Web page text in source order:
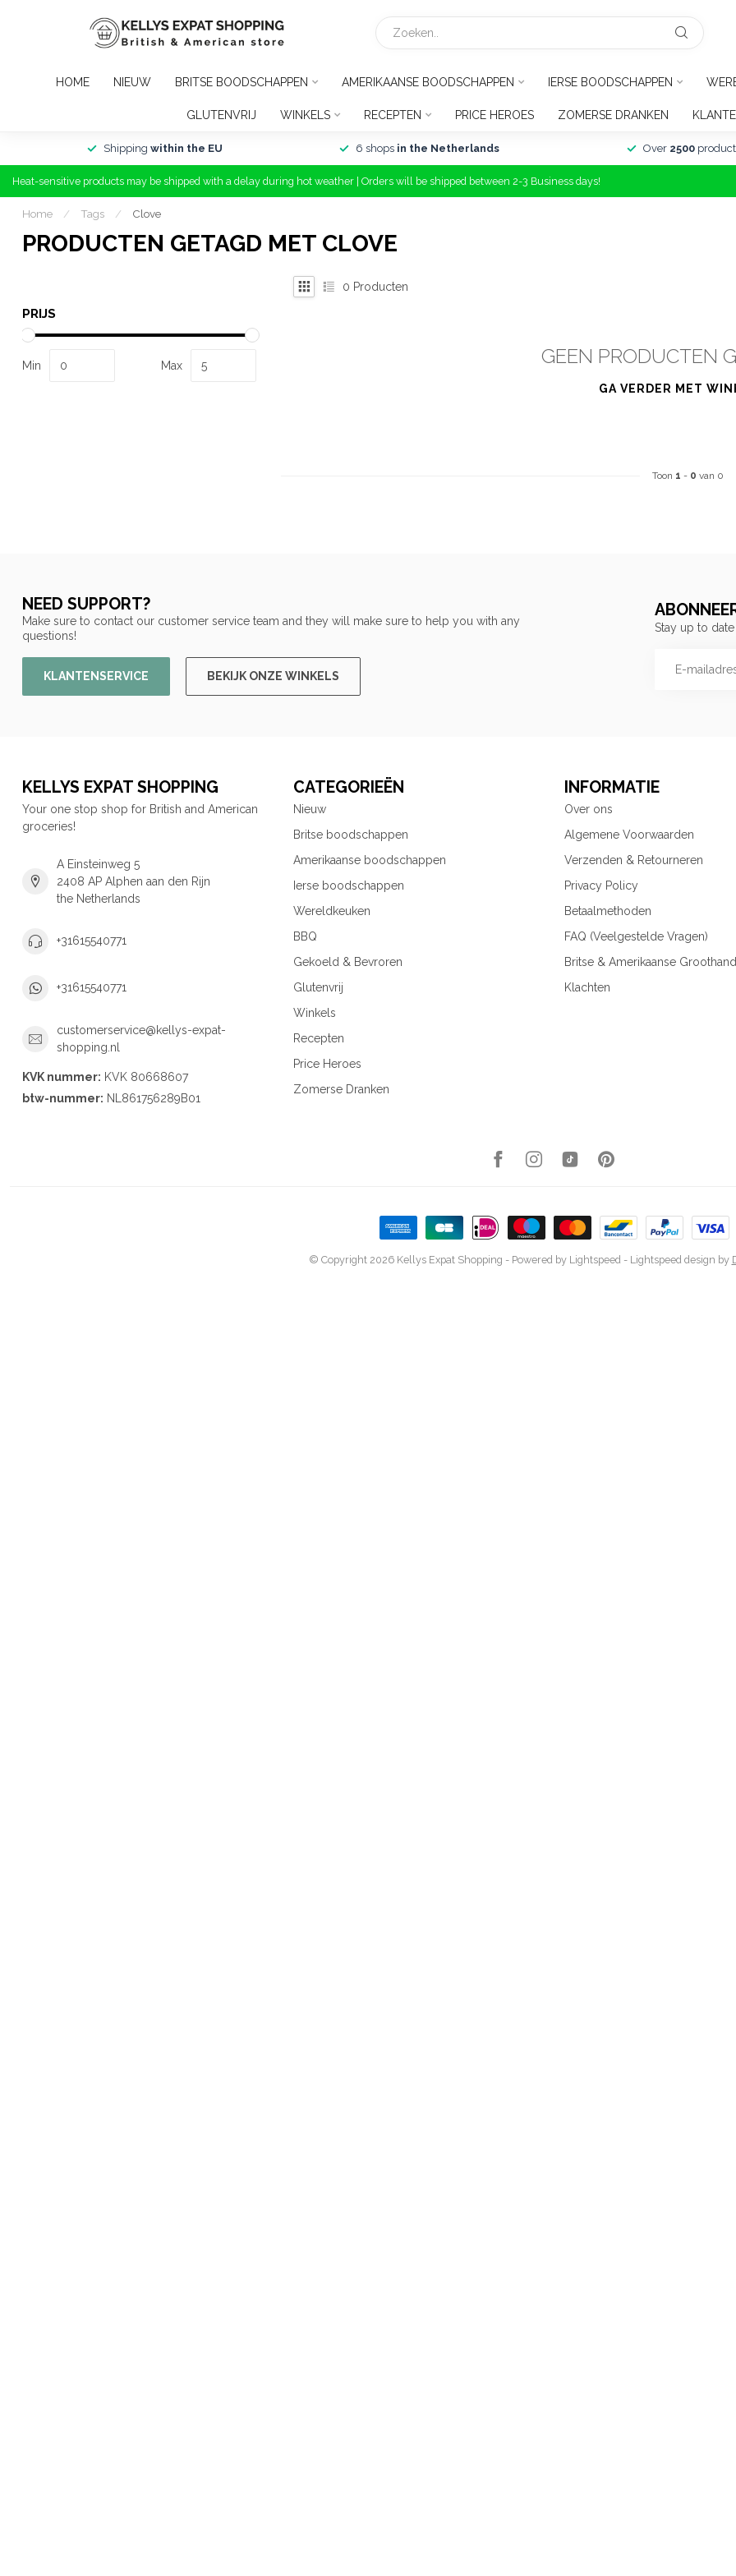
HOME NIEUW BRITSE BOODSCHAPPEN AMERIKAANSE BOODSCHAPPEN IERSE BOODSCHAPPEN
GLUTENVRIJ WINKELS RECEPTEN PRICE HEROES ZOMERSE DRANKEN
Shipping within the EU 6 shops in the Netherlands Over 2500
Heat-sensitive products may be shipped with a delay during hot weather | Orders will be shipped between 2-3 Business days!
Home / Tags / Clove
PRODUCTEN GETAGD MET CLOVE
PRIJS
Min Max
0 Producten
GEEN PRODUCTEN
GA VERDER MET
Toon 1 - 0 van 0
NEED SUPPORT?
Make sure to contact our customer service team and they will make sure to help you with any
questions!
KLANTENSERVICE BEKIJK ONZE WINKELS
Stay up to
KELLYS EXPAT SHOPPING
Your one stop shop for British and American
groceries!
A Einsteinweg 5
2408 AP Alphen aan den Rijn
the Netherlands
+31615540771
+31615540771
customerservice@kellys-expat-
shopping.nl
KVK nummer: KVK 80668607
btw-nummer: NL861756289B01
CATEGORIEËN
Nieuw
Britse boodschappen
Amerikaanse boodschappen
Ierse boodschappen
Wereldkeuken
BBQ
Gekoeld & Bevroren
Glutenvrij
Winkels
Recepten
Price Heroes
Zomerse Dranken
INFORMATIE
Over ons
Algemene Voorwaarden
Verzenden & Retourneren
Privacy Policy
Betaalmethoden
FAQ (Veelgestelde Vragen)
Britse & Amerikaanse
Klachten
© Copyright 2026 Kellys Expat Shopping - Powered by Lightspeed - Lightspeed design by